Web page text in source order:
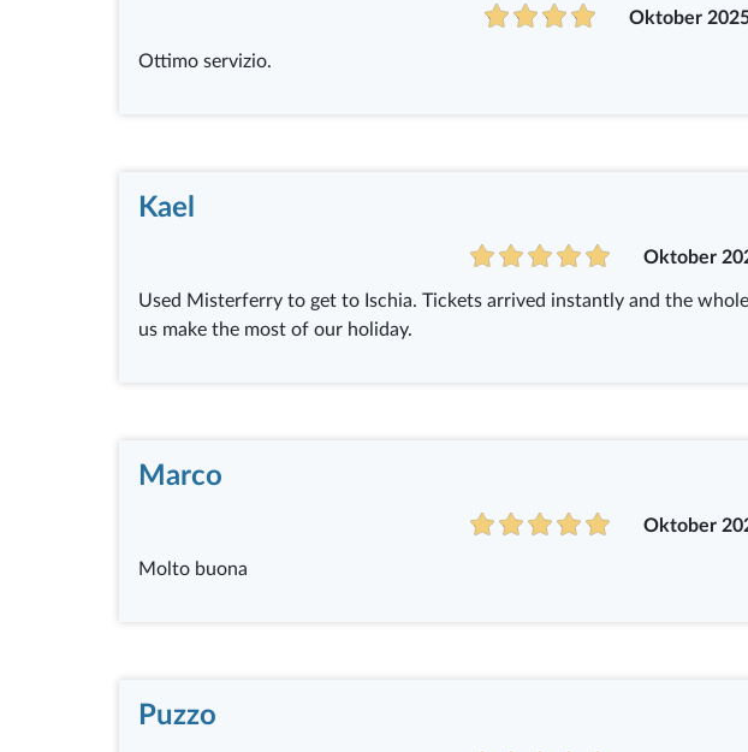
Oktober
Ottimo servizio.
Kael
Oktober
Used Misterferry to get to Ischia. Tickets arrived instantly and the
us make the most of our holiday.
Marco
Oktober
Molto buona
Puzzo